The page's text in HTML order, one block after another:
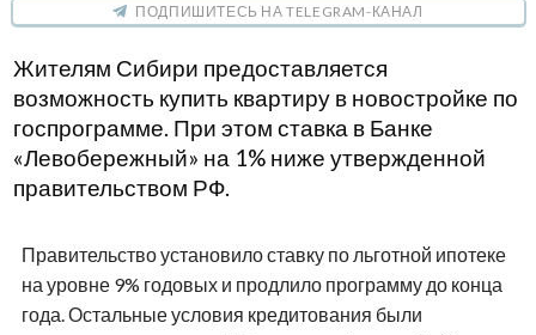
ПОДПИШИТЕСЬ НА TELEGRAM-КАНАЛ
Жителям Сибири предоставляется
возможность купить квартиру в новостройке по
госпрограмме. При этом ставка в Банке
«Левобережный» на 1% ниже утвержденной
правительством РФ.
Правительство установило ставку по льготной ипотеке
на уровне 9% годовых и продлило программу до конца
года. Остальные условия кредитования были